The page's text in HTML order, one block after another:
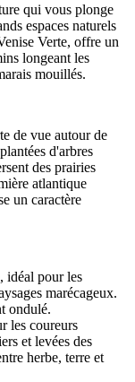
qui vous plonge
espaces naturels
Verte, offre un
longeant les
mouillés.
de vue autour de
d'arbres
des prairies
atlantique
un caractère
idéal pour les
marécageux.
ondulé.
les coureurs
et levées des
herbe, terre et